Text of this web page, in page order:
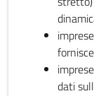
dati